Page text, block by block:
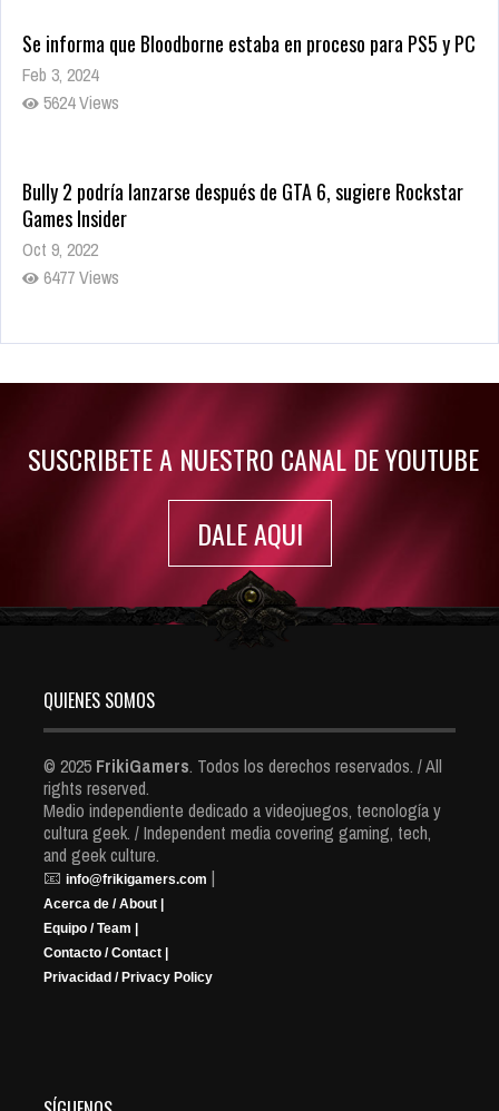
Se informa que Bloodborne estaba en proceso para PS5 y PC
Feb 3, 2024
5624 Views
Bully 2 podría lanzarse después de GTA 6, sugiere Rockstar
Games Insider
Oct 9, 2022
6477 Views
Rumor: Se filtran los primeros detalles de Resident Evil 9
SUSCRIBETE A NUESTRO CANAL DE YOUTUBE
DALE AQUI
QUIENES SOMOS
© 2025 FrikiGamers. Todos los derechos reservados. / All
rights reserved.
Medio independiente dedicado a videojuegos, tecnología y
cultura geek. / Independent media covering gaming, tech,
and geek culture.
📧 info@frikigamers.com |
Acerca de / About |
Equipo / Team |
Contacto / Contact |
Privacidad / Privacy Policy